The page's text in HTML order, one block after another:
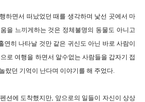
하면서 떠났었던 때를 생각하며 낯선 곳에서 마
을 느끼게하는 것은 정체불명의 동물도 아니고
연히 나타날 것만 같은 귀신도 아닌 바로 사람이
로 여행을 하면서 알수없는 사람들을 갑자기 접
랐던 기억이 난다며 이야기를 해 주었다.
션에 도착했지만, 앞으로의 일들이 자신이 상상